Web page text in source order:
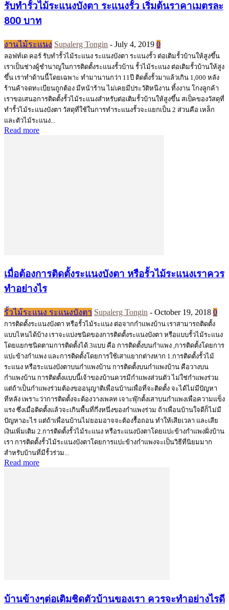
รับทำรั้วไม้ระแนงบังตา ระแนงรั้ว เริ่มต้นราคาเมตรละ
800 บาท
งานไม้ระแนง Supalerg Tongin - July 4, 2019 0
ลอฟท์เด คอร์ รับทำรั้วไม้ระแนง ระแนงบังตา ระแนงรั้ว ต่อเติมรั้วบ้านให้สูงขึ้น
เราเป็นช่างผู้ชำนาญในการติดตั้งระแนงรั้วบ้าน รั้วไม้ระแนง ต่อเติมรั้วบ้านให้สูง
ขึ้น เราทำด้านนี้โดยเฉพาะ ทำมานานกว่า 11ปี ติดตั้งรั้วมาแล้วเกิน 1,000 หลัง
ร้านค้าจดทะเบียนถูกต้อง มีหน้าร้าน ไม่เคยมีประวัติหนีงาน ทิ้งงาน โกงลูกค้า
เราขอเสนอการติดตั้งรั้วไม้ระแนงสำหรับต่อเติมรั้วบ้านให้สูงขึ้น สเป็คของวัสดุที่
ทำรั้วไม้ระแนงบังตา วัสดุที่ใช้ในการทำระแนงรั้วจะแยกเป็น 2 ส่วนคือ เหล็ก
และตัวไม้ระแนง...
Read more
เมื่อต้องการติดตั้งระแนงบังตา หรือรั้วไม้ระแนงเราควร
ทำอย่างไร
รั้วไม้ระแนง ระแนงบังตา Supalerg Tongin - October 19, 2018 0
การติดตั้งระแนงบังตา หรือรั้วไม้ระแนง ต่อจากกำแพงบ้าน เราสามารถติดตั้ง
แบบไหนได้บ้าง เราจะแบ่งชนิดของการติดตั้งระแนงบังตา หรือแบบรั้วไม้ระแนง
โดยแยกชนิดตามการติดตั้งได้ 3แบบ คือ การติดตั้งบนกำแพง ,การติดตั้งโดยการ
แปะข้างกำแพง และการติดตั้งโดยการใช้เสาแยากต่างหาก 1.การติดตั้งรั้วไม้
ระแนง หรือระแนงบังตาบนกำแพงบ้าน การติดตั้งบนกำแพงบ้าน คือวางบน
กำแพงบ้าน การติดตั้งแบบนี้เจ้าของบ้านควรมีกำแพงส่วนตัว ไม่ใช่กำแพงร่วม
แต่ถ้าเป็นกำแพงร่วมต้องขออนุญาติเพื่อนบ้านเพื่อที่จะติดตั้ง จะได้ไม่มีปัญหา
ทีหลัง เพราะว่าการติดตั้งจะต้องวางเพลท เจาะพุ๊กตั้งเสาบนกำแพงเพื่อความแข็ง
แรง ซึ่งเมื่อติดตั้งแล้วจะเกินพื้นที่กึ่งหนึ่งของกำแพงร่วม ถ้าเพื่อนบ้านใจดีก็ไม่มี
ปัญหาอะไร แต่ถ้าเพื่อนบ้านไม่ยอมอาจจะต้องรื้อถอน ทำให้เสียเวลา และเสีย
เงินเพิ่มเติม 2.การติดตั้งรั้วไม้ระแนง หรือระแนงบังตาโดยแปะข้างกำแพงฝั่งบ้าน
เรา การติดตั้งรั้วไม้ระแนงบังตาโดยการแปะข้างกำแพงจะเป็นวิธีที่นิยมมาก
สำหรับบ้านที่มีรั้วร่วม...
Read more
บ้านข้างๆต่อเติมชิดตัวบ้านของเรา ควรจะทำอย่างไรดี